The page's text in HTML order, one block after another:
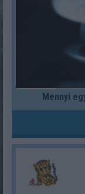
Mennyi